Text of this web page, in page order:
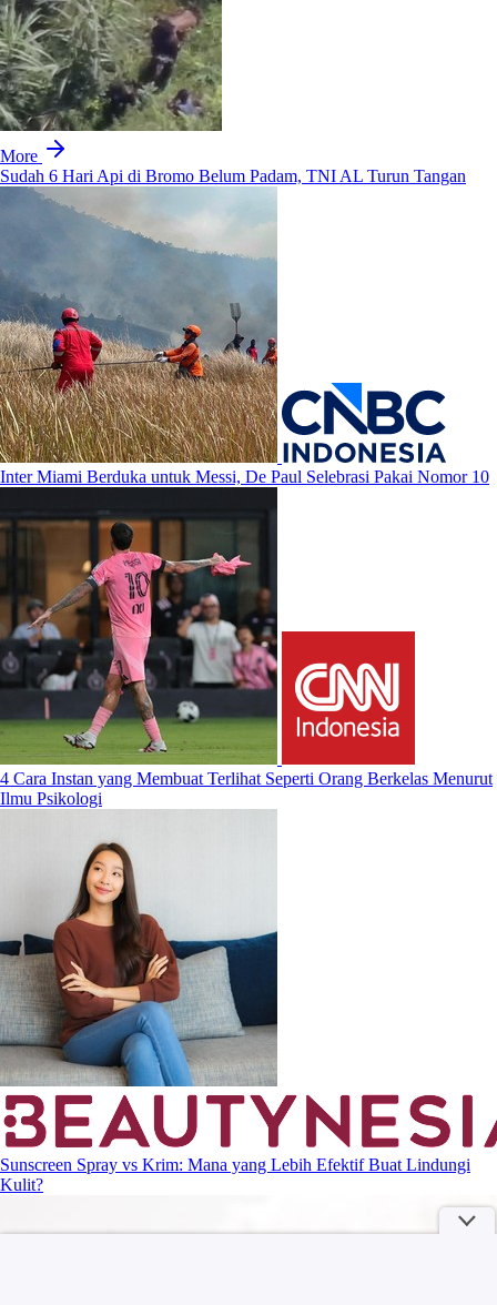
More
Sudah 6 Hari Api di Bromo Belum Padam, TNI AL Turun Tangan
Inter Miami Berduka untuk Messi, De Paul Selebrasi Pakai Nomor 10
4 Cara Instan yang Membuat Terlihat Seperti Orang Berkelas Menurut
Ilmu Psikologi
Sunscreen Spray vs Krim: Mana yang Lebih Efektif Buat Lindungi
Kulit?